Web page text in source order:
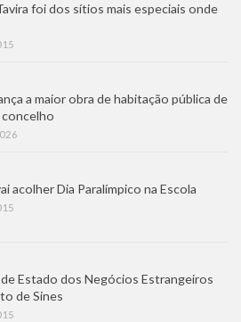
foi dos sítios mais especiais onde
a maior obra de habitação pública de
acolher Dia Paralímpico na Escola
Estado dos Negócios Estrangeiros
de Sines